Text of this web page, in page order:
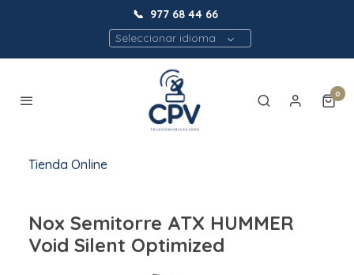
📞 977 68 44 66
Seleccionar idioma
0
Tienda Online
Nox Semitorre ATX HUMMER
Void Silent Optimized